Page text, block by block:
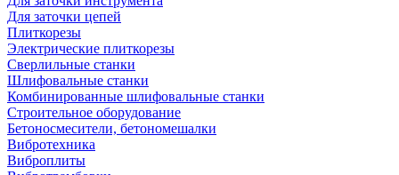
Для заточки цепей
Плиткорезы
Электрические плиткорезы
Сверлильные станки
Шлифовальные станки
Комбинированные шлифовальные станки
Строительное оборудование
Бетоносмесители, бетономешалки
Вибротехника
Виброплиты